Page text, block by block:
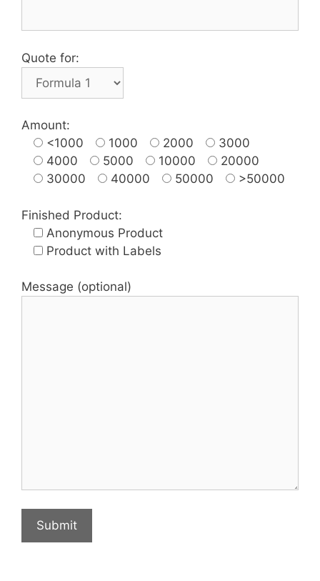
Quote for:
Amount:
<1000
1000 2000
3000
4000
5000 10000
20000
30000
40000 50000 >50000
Finished Product:
Anonymous Product
Product with Labels
Message (optional)